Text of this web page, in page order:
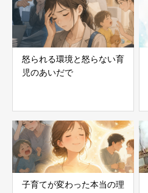
怒られる環境と怒らない育
児のあいだで
子育てが変わった本当の理